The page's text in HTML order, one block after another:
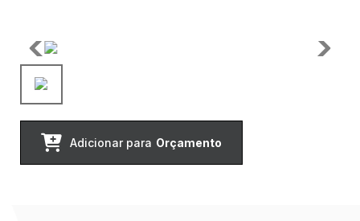
Adicionar para Orçamento